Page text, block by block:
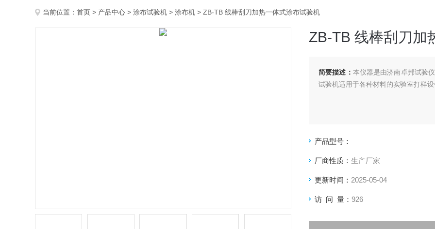
当前位置： 首页 > 产品中心 > 涂布试验机 > 涂布机 > ZB-TB 线棒刮刀加热一体式涂布试验机
ZB-TB 线棒刮刀加
简要描述： 本仪器是由济南卓邦试验
试验机适用于各种材料的实验室打样
产品型号：
厂商性质： 生产厂家
更新时间： 2025-05-04
访 问 量： 926